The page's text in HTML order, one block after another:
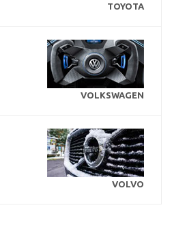
TOYOTA
VOLKSWAGEN
VOLVO